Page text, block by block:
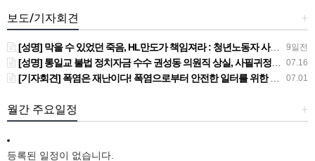
+
보도/기자회견
9일전
[성명] 막을 수 있었던 죽음, HL만도가 책임져라 : 청년노동자 사망사고의 철저한 진상규명과 재발방지 대책 마련하라
07.16
[성명] 통일교 불법 정치자금 수수 권성동 의원직 상실, 사필귀정이다
07.01
[기자회견] 폭염은 재난이다! 폭염으로부터 안전한 일터를 위한 민주노총 강원지역본부 폭염감시단 선포 기자회견
+
월간 주요일정
등록된 일정이 없습니다.